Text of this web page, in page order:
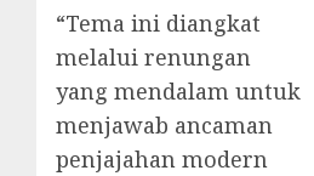
“Tema ini diangkat
melalui renungan
yang mendalam untuk
menjawab ancaman
penjajahan modern